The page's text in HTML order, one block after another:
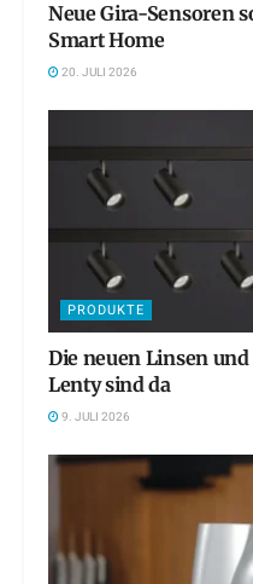
Neue Gira-Sensoren
Smart Home
20. JULI 2026
PRODUKTE
Die neuen Linsen
Lenty sind da
9. JULI 2026